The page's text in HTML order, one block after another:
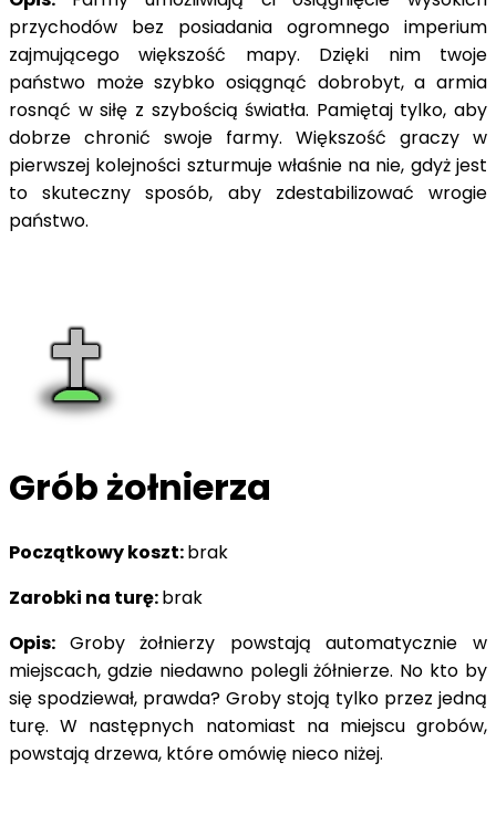
przychodów bez posiadania ogromnego imperium
zajmującego większość mapy. Dzięki nim twoje
państwo może szybko osiągnąć dobrobyt, a armia
rosnąć w siłę z szybością światła. Pamiętaj tylko, aby
dobrze chronić swoje farmy. Większość graczy w
pierwszej kolejności szturmuje właśnie na nie, gdyż jest
to skuteczny sposób, aby zdestabilizować wrogie
państwo.
Grób żołnierza
Początkowy koszt:brak
Zarobki na turę:brak
Opis: Groby żołnierzy powstają automatycznie w
miejscach, gdzie niedawno polegli żółnierze. No kto by
się spodziewał, prawda? Groby stoją tylko przez jedną
turę. W następnych natomiast na miejscu grobów,
powstają drzewa, które omówię nieco niżej.